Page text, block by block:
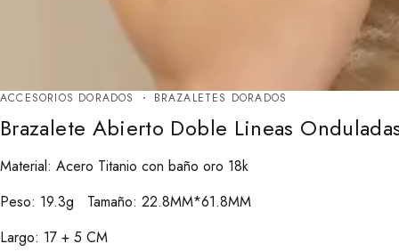
ACCESORIOS DORADOS BRAZALETES DORADOS
Brazalete Abierto Doble Lineas
Material: Acero Titanio con baño oro 18k
Peso: 19.3g Tamaño: 22.8MM*61.8MM
Largo: 17 + 5 CM